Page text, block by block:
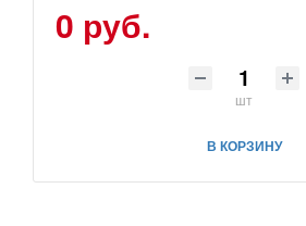
0 руб.
шт
В КОРЗИНУ